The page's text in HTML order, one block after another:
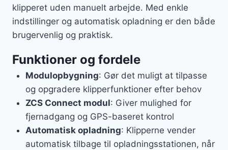
klipperet uden manuelt arbejde. Med enkle
indstillinger og automatisk opladning er den både
brugervenlig og praktisk.
Funktioner og fordele
Modulopbygning: Gør det muligt at tilpasse
og opgradere klipperfunktioner efter behov
ZCS Connect modul: Giver mulighed for
fjernadgang og GPS-baseret kontrol
Automatisk opladning: Klipperne vender
automatisk tilbage til opladningsstationen, når